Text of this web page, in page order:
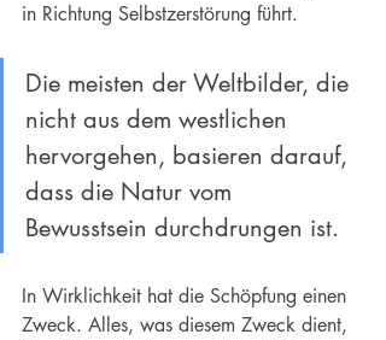
in Richtung Selbstzerstörung führt.
Die meisten der Weltbilder, die
nicht aus dem westlichen
hervorgehen, basieren darauf,
dass die Natur vom
Bewusstsein durchdrungen ist.
In Wirklichkeit hat die Schöpfung einen
Zweck. Alles, was diesem Zweck dient,